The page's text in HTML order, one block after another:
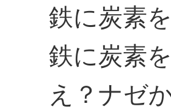
鉄に炭素
鉄に炭素
え？ナゼ